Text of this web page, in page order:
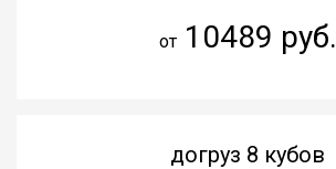
от10489 руб.
догруз 8 кубов